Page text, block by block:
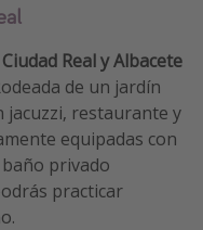
Ciudad Real y Albacete
de un jardín
jacuzzi, restaurante y
equipadas con
privado
practicar